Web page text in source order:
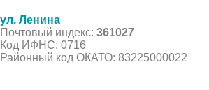
ул. Ленина
Почтовый индекс: 361027
Код ИФНС: 0716
Районный код ОКАТО: 83225000022